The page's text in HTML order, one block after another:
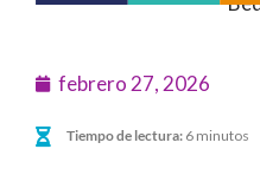
febrero 27, 2026
Tiempo de lectura: 6 minutos